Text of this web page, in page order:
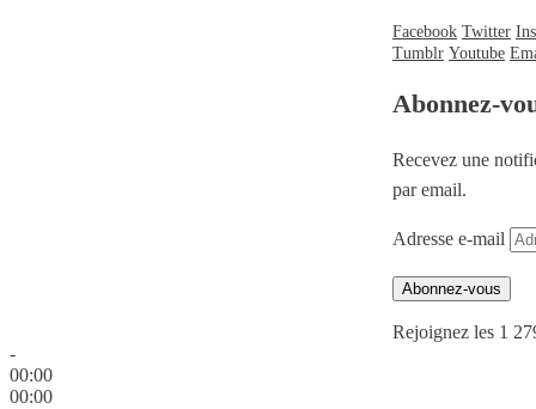
Facebook Twitter
Tumblr Youtube
Abonnez-
Recevez une
par email.
Adresse e-mail
Abonnez-vous
Rejoignez les 1
-
00:00
00:00